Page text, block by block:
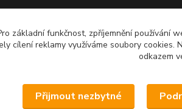
základní funkčnost, zpříjemnění používání
cílení reklamy využíváme soubory
odkazem
Přijmout nezbytné